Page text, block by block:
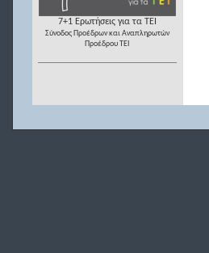
7+1 Ερωτήσεις για τα ΤΕΙ
Σύνοδος Προέδρων και Αναπληρωτών
Προέδρου ΤΕΙ